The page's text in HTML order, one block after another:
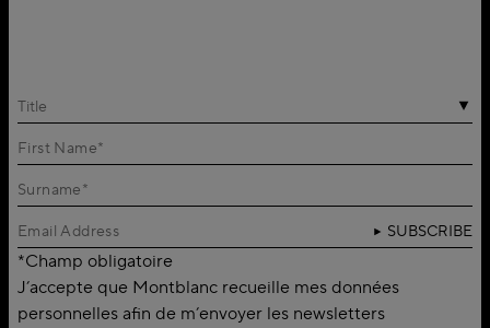
Title
SUBSCRIBE
*Champ obligatoire
J’accepte que Montblanc recueille mes données
personnelles afin de m’envoyer les newsletters